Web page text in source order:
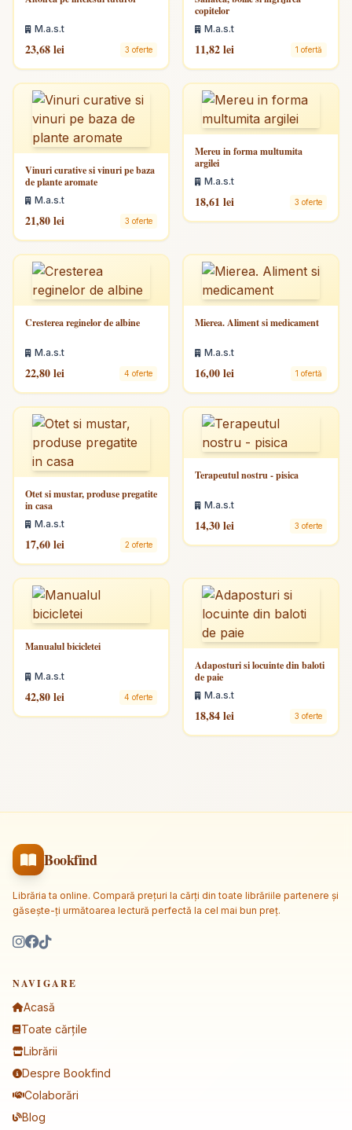
M.a.s.t
23,68 lei 3 oferte
copitelor
M.a.s.t
11,82 lei 1 ofertă
Vinuri curative si vinuri pe baza
de plante aromate
M.a.s.t
21,80 lei 3 oferte
Mereu in forma multumita
argilei
M.a.s.t
18,61 lei 3 oferte
Cresterea reginelor de albine
M.a.s.t
22,80 lei 4 oferte
Mierea. Aliment si medicament
M.a.s.t
16,00 lei 1 ofertă
Otet si mustar, produse pregatite
in casa
M.a.s.t
17,60 lei 2 oferte
Terapeutul nostru - pisica
M.a.s.t
14,30 lei 3 oferte
Manualul bicicletei
M.a.s.t
42,80 lei 4 oferte
Adaposturi si locuinte din baloti
de paie
M.a.s.t
18,84 lei 3 oferte
Bookfind
Librăria ta online. Compară prețuri la cărți din toate librăriile partenere și
găsește-ți următoarea lectură perfectă la cel mai bun preț.
NAVIGARE
Acasă
Toate cărțile
Librării
Despre Bookfind
Colaborări
Blog